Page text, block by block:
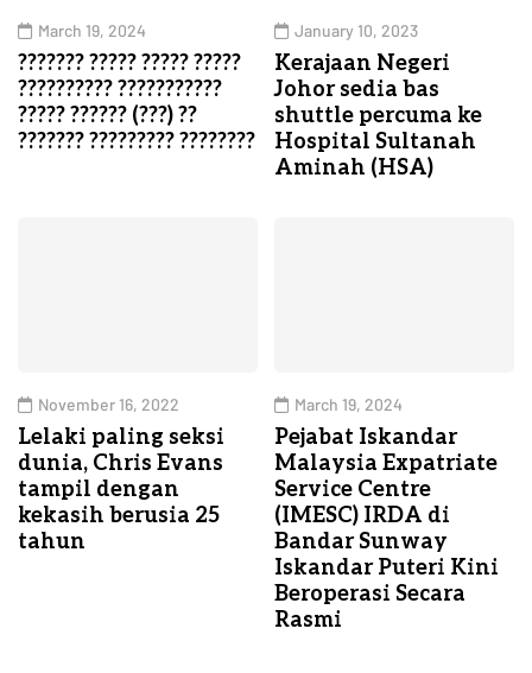
March 19, 2024
??????? ????? ????? ?????
?????????? ???????????
????? ?????? (???) ??
??????? ????????? ????????
January 10, 2023
Kerajaan Negeri
Johor sedia bas
shuttle percuma ke
Hospital Sultanah
Aminah (HSA)
November 16, 2022
Lelaki paling seksi
dunia, Chris Evans
tampil dengan
kekasih berusia 25
tahun
March 19, 2024
Pejabat Iskandar
Malaysia Expatriate
Service Centre
(IMESC) IRDA di
Bandar Sunway
Iskandar Puteri Kini
Beroperasi Secara
Rasmi